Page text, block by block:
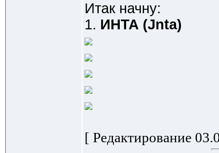
Итак начну:
1. ИНТА (Jnta)
[ Редактирование